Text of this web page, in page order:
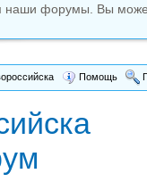
наши форумы. Вы
Помощь